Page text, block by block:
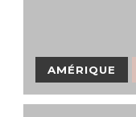
AMÉRIQUE